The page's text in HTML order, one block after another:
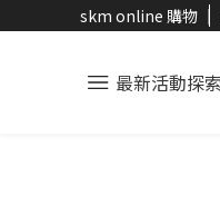
skm online 購物
最新活動探